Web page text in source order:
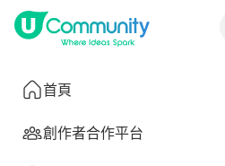
首頁
創作者合作平台